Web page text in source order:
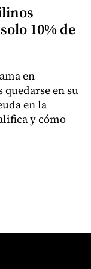
10% de
en
en su
en la
y cómo